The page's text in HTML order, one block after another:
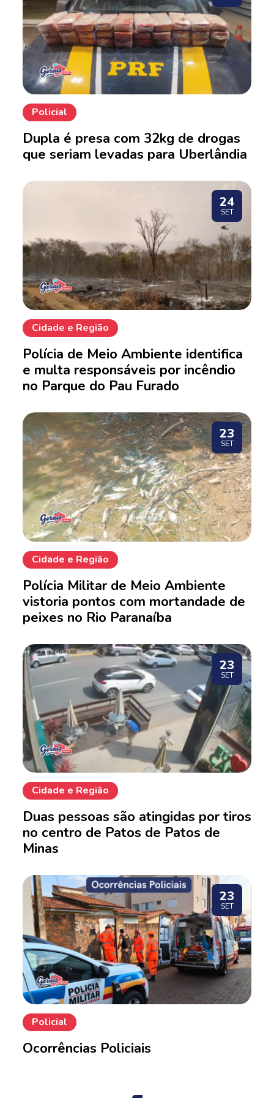
Policial
Dupla é presa com 32kg de drogas
que seriam levadas para Uberlândia
24
SET
Cidade e Região
Polícia de Meio Ambiente identifica
e multa responsáveis por incêndio
no Parque do Pau Furado
23
SET
Cidade e Região
Polícia Militar de Meio Ambiente
vistoria pontos com mortandade de
peixes no Rio Paranaíba
23
SET
Cidade e Região
Duas pessoas são atingidas por tiros
no centro de Patos de Patos de
Minas
23
SET
Policial
Ocorrências Policiais